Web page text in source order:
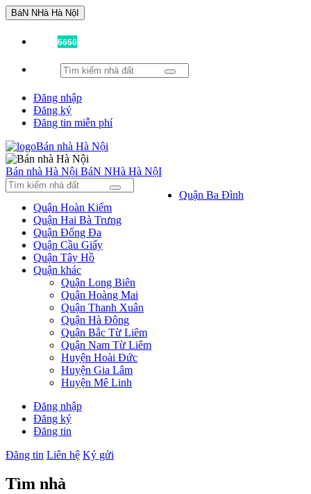
BáN NHà Hà NộI
6660
Đăng nhập
Đăng ký
Đăng tin miễn phí
Bán nhà Hà Nội BáN NHà Hà NộI
Quận Ba Đình
Quận Hoàn Kiếm
Quận Hai Bà Trưng
Quận Đống Đa
Quận Cầu Giấy
Quận Tây Hồ
Quận khác
Quận Long Biên
Quận Hoàng Mai
Quận Thanh Xuân
Quận Hà Đông
Quận Bắc Từ Liêm
Quận Nam Từ Liêm
Huyện Hoài Đức
Huyện Gia Lâm
Huyện Mê Linh
Đăng nhập
Đăng ký
Đăng tin
Đăng tin Liên hệ Ký gửi
Tìm nhà